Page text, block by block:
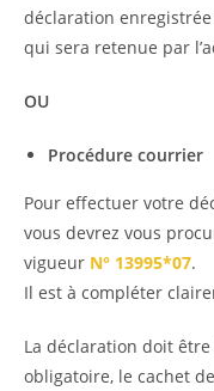
déclaration
qui sera retenue par
OU
Procédure courrier
Pour effectuer votre
vous devrez vous
vigueur N° 13995*07.
Il est à compléter
La déclaration doit
obligatoire, le cachet